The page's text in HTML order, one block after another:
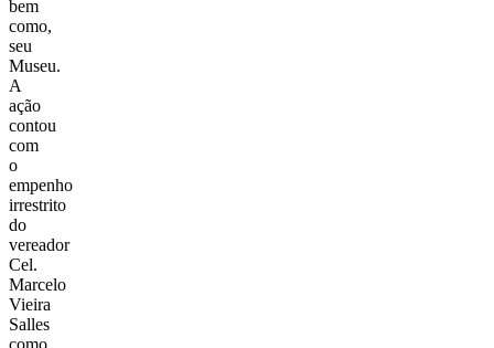
bem
como,
seu
Museu.
A
ação
contou
com
o
empenho
irrestrito
do
vereador
Cel.
Marcelo
Vieira
Salles